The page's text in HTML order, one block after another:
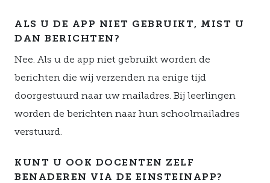
ALS U DE APP NIET GEBRUIKT, MIST U
DAN BERICHTEN?
Nee. Als u de app niet gebruikt worden de
berichten die wij verzenden na enige tijd
doorgestuurd naar uw mailadres. Bij leerlingen
worden de berichten naar hun schoolmailadres
verstuurd.
KUNT U OOK DOCENTEN ZELF
BENADEREN VIA DE EINSTEINAPP?